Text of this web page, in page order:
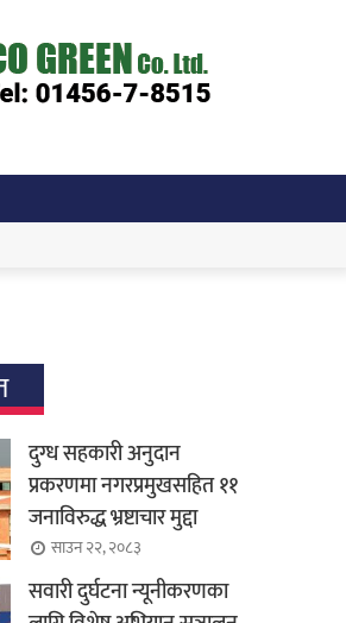
दुग्ध सहकारी अनुदान
प्रकरणमा नगरप्रमुखसहित ११
जनाविरुद्ध भ्रष्टाचार मुद्दा
साउन २२, २०८३
सवारी दुर्घटना न्यूनीकरणका